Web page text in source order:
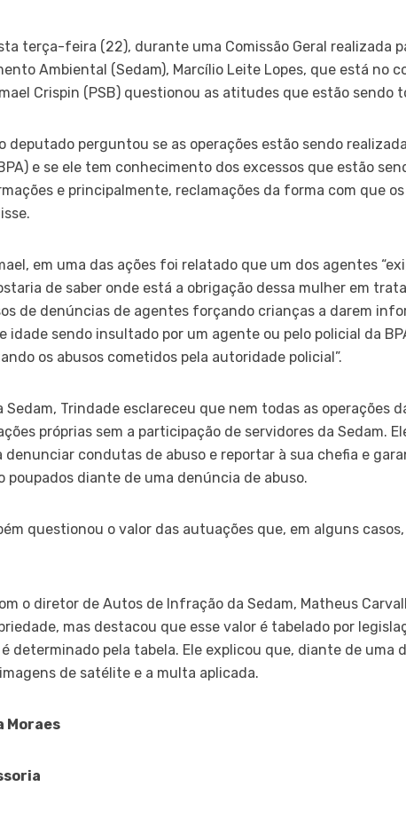
terça-feira (22), durante uma Comissão Geral realizada
Ambiental (Sedam), Marcílio Leite Lopes, que está no
Crispin (PSB) questionou as atitudes que estão sendo
deputado perguntou se as operações estão sendo
e se ele tem conhecimento dos excessos que estão
e principalmente, reclamações da forma com que
em uma das ações foi relatado que um dos agentes
de saber onde está a obrigação dessa mulher em
de denúncias de agentes forçando crianças a darem
idade sendo insultado por um agente ou pelo policial da
os abusos cometidos pela autoridade policial”.
Sedam, Trindade esclareceu que nem todas as operações
próprias sem a participação de servidores da Sedam.
denunciar condutas de abuso e reportar à sua chefia e
poupados diante de uma denúncia de abuso.
questionou o valor das autuações que, em alguns
o diretor de Autos de Infração da Sedam, Matheus
mas destacou que esse valor é tabelado por
determinado pela tabela. Ele explicou que, diante de uma
de satélite e a multa aplicada.
Moraes